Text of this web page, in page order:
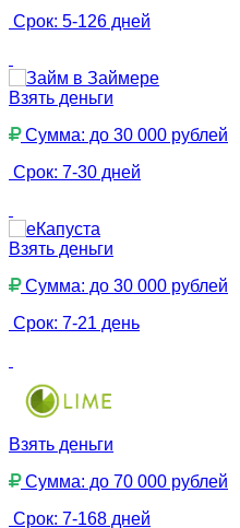
Срок: 5-126 дней
Взять деньги
Сумма: до 30 000 рублей
Срок: 7-30 дней
Взять деньги
Сумма: до 30 000 рублей
Срок: 7-21 день
Взять деньги
Сумма: до 70 000 рублей
Срок: 7-168 дней